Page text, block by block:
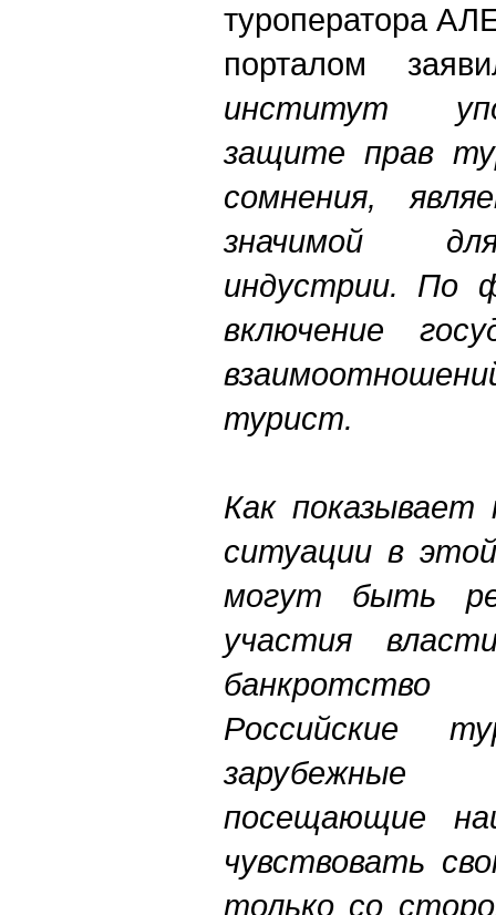
туроператора
порталом
институт
защите прав
сомнения,
значимой
индустрии. По
включение
турист.
Как показывает
ситуации в
могут быть
участия
Российские
зарубежные
посещающие
чувствовать
только со